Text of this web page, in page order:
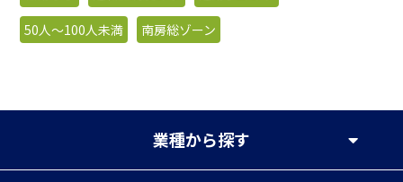
50人〜100人未満
南房総ゾーン
業種から探す